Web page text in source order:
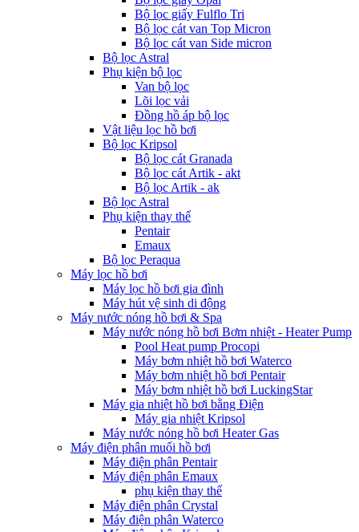
Bộ lọc giấy Fulflo Tri
Bộ lọc cát van Top Micron
Bộ lọc cát van Side micron
Bộ lọc Astral
Phụ kiện bộ lọc
Van bộ lọc
Lõi lọc vải
Đồng hồ áp bộ lọc
Vật liệu lọc hồ bơi
Bộ lọc Kripsol
Bộ lọc cát Granada
Bộ lọc cát Artik - akt
Bộ lọc Artik - ak
Bộ lọc Astral
Phụ kiện thay thế
Pentair
Emaux
Bộ lọc Peraqua
Máy lọc hồ bơi
Máy lọc hồ bơi gia đình
Máy hút vệ sinh di động
Máy nước nóng hồ bơi & Spa
Máy nước nóng hồ bơi Bơm nhiệt - Heater Pump
Pool Heat pump Procopi
Máy bơm nhiệt hồ bơi Waterco
Máy bơm nhiệt hồ bơi Pentair
Máy bơm nhiệt hồ bơi LuckingStar
Máy gia nhiệt hồ bơi bằng Điện
Máy gia nhiệt Kripsol
Máy nước nóng hồ bơi Heater Gas
Máy điện phân muối hồ bơi
Máy điện phân Pentair
Máy điện phân Emaux
phụ kiện thay thế
Máy điện phân Crystal
Máy điện phân Waterco